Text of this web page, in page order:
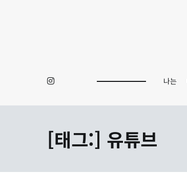
나는
[태그:] 유튜브